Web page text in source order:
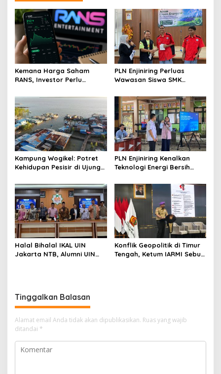
Kemana Harga Saham
RANS, Investor Perlu
Menghindari Spekulasi
Berlebihan
PLN Enjiniring Perluas
Wawasan Siswa SMK
Perubahan Iklim
Kampung Wogikel: Potret
Kehidupan Pesisir di Ujung
Bertahan di Tengah
Keterbatasan
PLN Enjiniring Kenalkan
Teknologi Energi Bersih
Halal Bihalal IKAL UIN
Jakarta NTB, Alumni UIN
Konflik Geopolitik di Timur
Tengah, Ketum IARMI Sebut
Tinggalkan Balasan
Alamat email Anda tidak akan dipublikasikan. Ruas yang wajib
ditandai *